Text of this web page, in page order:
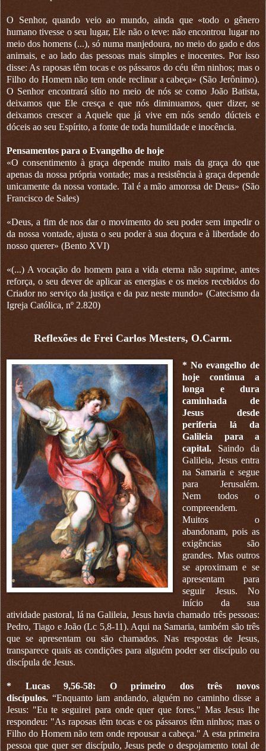
O Senhor, quando veio ao mundo, ainda que «todo o gênero
humano tivesse o seu lugar, Ele não o teve: não encontrou lugar no
meio dos homens (...), só numa manjedoura, no meio do gado e dos
animais, e ao lado das pessoas mais simples e inocentes. Por isso
disse: As raposas têm tocas e os pássaros do céu têm ninhos; mas o
Filho do Homem não tem onde reclinar a cabeça» (São Jerônimo).
O Senhor encontrará sítio no meio de nós se como João Batista,
deixamos que Ele cresça e que nós diminuamos, quer dizer, se
deixamos crescer a Aquele que já vive em nós sendo dúcteis e
dóceis ao seu Espírito, a fonte de toda humildade e inocência.
Pensamentos para o Evangelho de hoje
«O consentimento à graça depende muito mais da graça do que
apenas da nossa própria vontade; mas a resistência à graça depende
unicamente da nossa vontade. Tal é a mão amorosa de Deus» (São
Francisco de Sales)
«Deus, a fim de nos dar o movimento do seu poder sem impedir o
da nossa vontade, ajusta o seu poder à sua doçura e à liberdade do
nosso querer» (Bento XVI)
«(...) A vocação do homem para a vida eterna não suprime, antes
reforça, o seu dever de aplicar as energias e os meios recebidos do
Criador no serviço da justiça e da paz neste mundo» (Catecismo da
Igreja Católica, nº 2.820)
Reflexões de Frei Carlos Mesters, O.Carm.
* No evangelho de
hoje continua a
longa e dura
caminhada de
Jesus desde
periferia lá da
Galileia para a
capital.
Saindo da
Galileia, Jesus entra
na Samaria e segue
para Jerusalém.
Nem todos o
compreendem.
Muitos o
abandonam, pois as
exigências são
grandes. Mas outros
se aproximam e se
apresentam para
seguir Jesus. No
início da sua
atividade pastoral, lá na Galileia, Jesus havia chamado três pessoas:
Pedro, Tiago e João (Lc 5,8-11). Aqui na Samaria, também são três
que se apresentam ou são chamados. Nas respostas de Jesus,
transparece quais as condições para alguém poder ser discípulo ou
discípula de Jesus.
* Lucas 9,56-58: O primeiro dos três novos
discípulos. “Enquanto iam andando, alguém no caminho disse a
Jesus: "Eu te seguirei para onde quer que fores." Mas Jesus lhe
respondeu: "As raposas têm tocas e os pássaros têm ninhos; mas o
Filho do Homem não tem onde repousar a cabeça." A esta primeira
pessoa que quer ser discípulo, Jesus pede o despojamento total de